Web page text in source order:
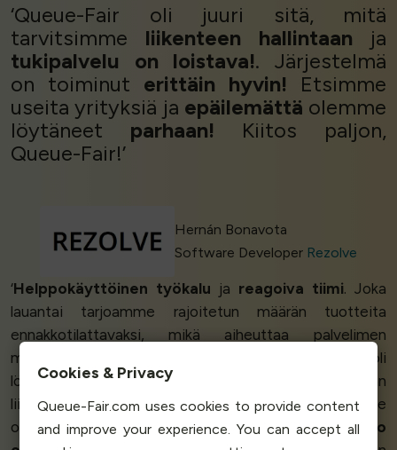
‘Queue-Fair oli juuri sitä, mitä
tarvitsimme liikenteen hallintaan ja
tukipalvelu on loistava!. Järjestelmä
on toiminut erittäin hyvin! Etsimme
useita yrityksiä ja epäilemättä olemme
löytäneet parhaan! Kiitos paljon,
Queue-Fair!’
Hernán Bonavota
Software Developer Rezolve
‘Helppokäyttöinen työkalu ja reagoiva tiimi. Joka
lauantai tarjoamme rajoitetun määrän tuotteita
ennakkotilattavaksi, mikä aiheuttaa palvelimen
massiivisen ja nopean ylikuormituksen. Meidän oli
löydettävä ratkaisu, jolla pystymme ottamaan
liikenteen vastaan ja tekemään asiakkaidemme
ostokokemuksesta sujuvamman. Työkalu olihelppo
Cookies & Privacy
Queue-Fair.com uses cookies to provide content
and improve your experience. You can accept all